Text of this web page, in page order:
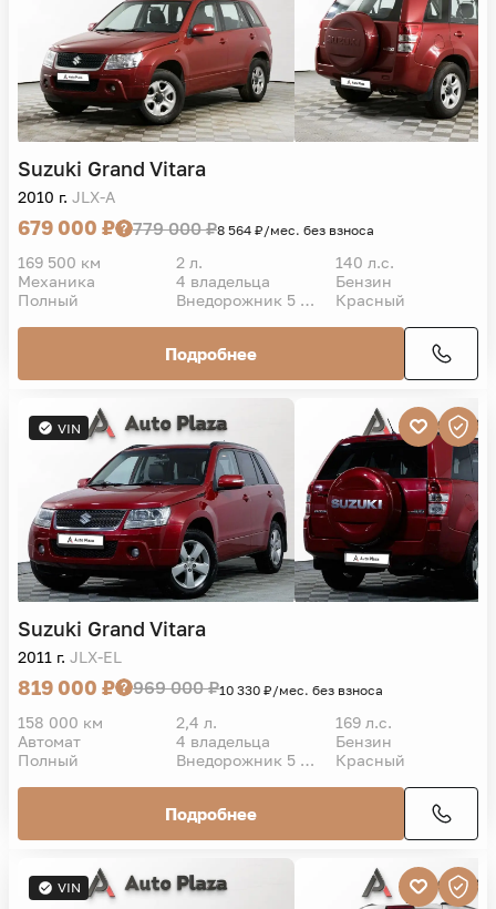
Suzuki Grand Vitara
2010 г. JLX-A
679 000 ₽ 779 000 ₽8 564 ₽/мес. без взноса
169 500 км 2 л.
140 л.с.
Механика
4 владельца
Бензин
Полный
Внедорожник 5 дв. Красный
Подробнее
VIN
Suzuki Grand Vitara
2011 г. JLX-EL
819 000 ₽ 969 000 ₽10 330 ₽/мес. без взноса
158 000 км 2,4 л.
169 л.с.
Автомат
4 владельца
Бензин
Полный
Внедорожник 5 дв. Красный
Подробнее
VIN